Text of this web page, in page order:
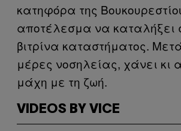
κατηφόρα της
αποτέλεσμα να καταλήξει
βιτρίνα καταστήματος.
μέρες νοσηλείας, χάνει κι
μάχη με τη ζωή.
VIDEOS BY VICE